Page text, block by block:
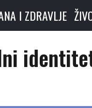
I ZDRAVLJE